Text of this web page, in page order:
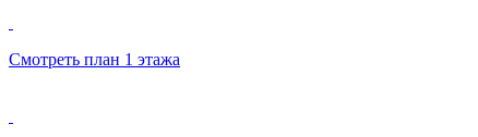
Смотреть план 1 этажа